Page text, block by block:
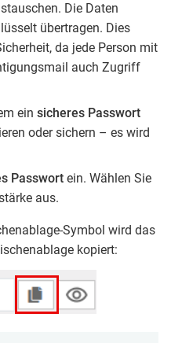
Die Daten
übertragen. Dies
da jede Person mit
auch Zugriff
ein sicheres Passwort
oder sichern – es wird
Passwort ein. Wählen Sie
aus.
Symbol wird das
kopiert: